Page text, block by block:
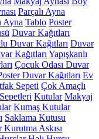
Parçalı Ayna
Ayna Tablo Poster
Duvar Kağıtları
Duvar Kağıtları Duvar
Kağıtları Yapışkanlı
Çocuk Odası Duvar
Duvar Kağıtları Ev
Sepeti Çok Amaçlı
Kutular Makyaj
Kumaş Kutular
Saklama Kutusu
Kurutma Askısı